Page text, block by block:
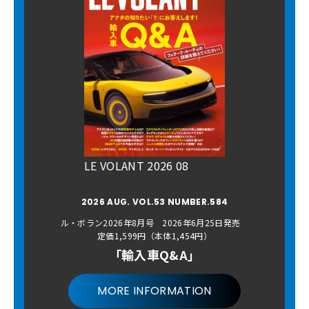
LE VOLANT 2026 08
2026 AUG. VOL.53 NUMBER.584
ル・ボラン2026年8月号 2026年6月25日発売
定価1,599円（本体1,454円）
「輸入車Q&A」
MORE INFORMATION